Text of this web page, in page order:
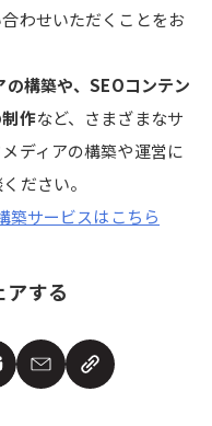
わせいただくことをお
の構築や、SEOコンテン
作など、さまざまなサ
ディアの構築や運営に
ださい。
築サービスはこちら
アする